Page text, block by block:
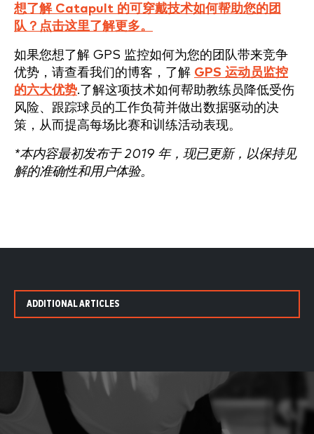
想了解 Catapult 的可穿戴技术如何帮助您的团
队？点击这里了解更多。
如果您想了解 GPS 监控如何为您的团队带来竞争
优势，请查看我们的博客，了解 GPS 运动员监控
的六大优势.了解这项技术如何帮助教练员降低受伤
风险、跟踪球员的工作负荷并做出数据驱动的决
策，从而提高每场比赛和训练活动表现。
*本内容最初发布于 2019 年，现已更新，以保持见
解的准确性和用户体验。
ADDITIONAL ARTICLES